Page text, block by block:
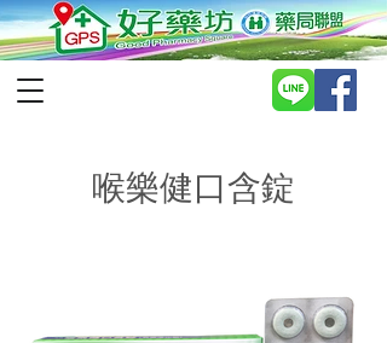
喉樂健口含錠